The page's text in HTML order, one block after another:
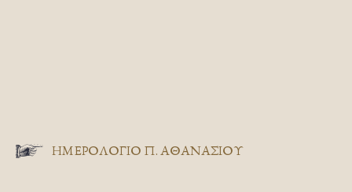
ΗΜΕΡΟΛΟΓΙΟ Π. ΑΘΑΝΑΣΙΟΥ